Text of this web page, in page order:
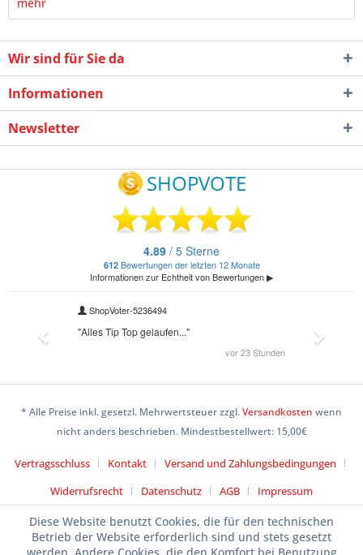
mehr
Wir sind für Sie da
Informationen
Newsletter
* Alle Preise inkl. gesetzl. Mehrwertsteuer zzgl.Versandkosten wenn
nicht anders beschrieben. Mindestbestellwert: 15,00€
Vertragsschluss Kontakt
Versand und Zahlungsbedingungen
Widerrufsrecht
Datenschutz AGB Impressum
Diese Website benutzt Cookies, die für den technischen
Betrieb der Website erforderlich sind und stets gesetzt